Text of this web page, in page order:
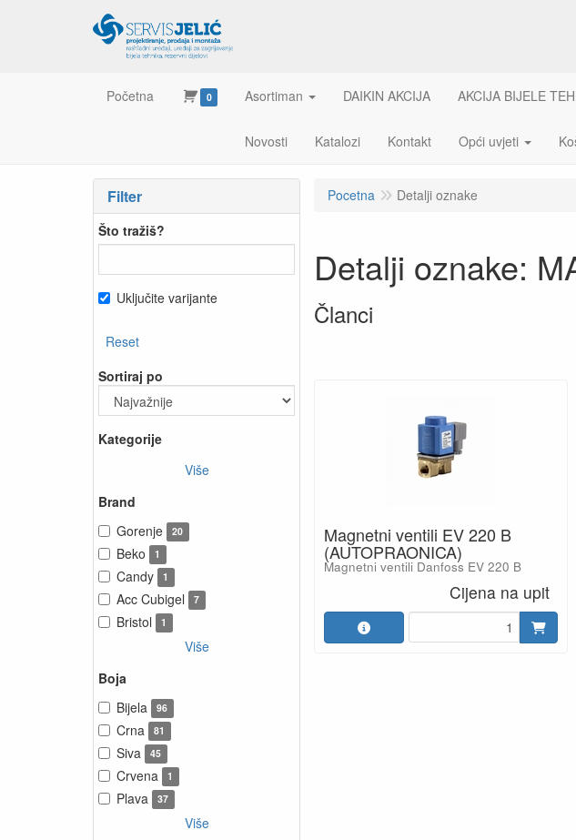
Početna 0 Asortiman DAIKIN AKCIJA AKCIJA BIJELE
Novosti Katalozi Kontakt Opći uvjeti
Filter
Što tražiš?
Uključite varijante
Reset
Sortiraj po
Kategorije
Više
Brand
Gorenje
20
Beko 1
Candy 1
Acc Cubigel 7
Bristol 1
Više
Boja
Bijela
96
Crna 81
Siva 45
Crvena 1
Plava 37
Više
Pocetna Detalji oznake
Detalji oznake:
Članci
Magnetni ventili EV 220 B
(AUTOPRAONICA)
Magnetni ventili Danfoss EV 220 B
Cijena na upit